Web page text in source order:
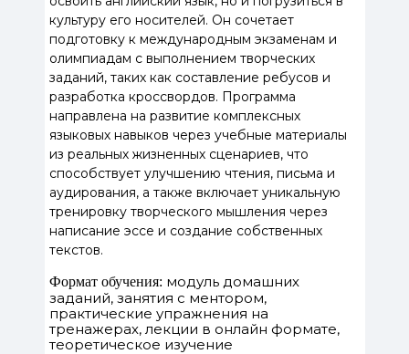
культуру его носителей. Он сочетает
подготовку к международным экзаменам и
олимпиадам с выполнением творческих
заданий, таких как составление ребусов и
разработка кроссвордов. Программа
направлена на развитие комплексных
языковых навыков через учебные материалы
из реальных жизненных сценариев, что
способствует улучшению чтения, письма и
аудирования, а также включает уникальную
тренировку творческого мышления через
написание эссе и создание собственных
текстов.
Формат обучения: модуль домашних
заданий, занятия с ментором,
практические упражнения на
тренажерах, лекции в онлайн формате,
теоретическое изучение